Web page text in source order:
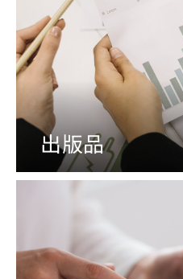
出版品